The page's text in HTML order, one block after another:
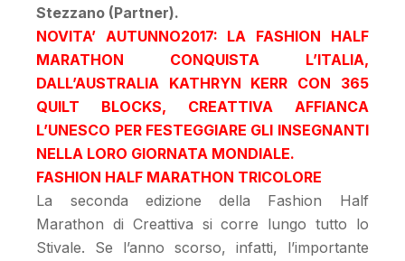
Stezzano (Partner).
NOVITA’ AUTUNNO2017: LA FASHION HALF
MARATHON CONQUISTA L’ITALIA,
DALL’AUSTRALIA KATHRYN KERR CON 365
QUILT BLOCKS, CREATTIVA AFFIANCA
L’UNESCO PER FESTEGGIARE GLI INSEGNANTI
NELLA LORO GIORNATA MONDIALE.
FASHION HALF MARATHON TRICOLORE
La seconda edizione della Fashion Half
Marathon di Creattiva si corre lungo tutto lo
Stivale. Se l’anno scorso, infatti, l’importante